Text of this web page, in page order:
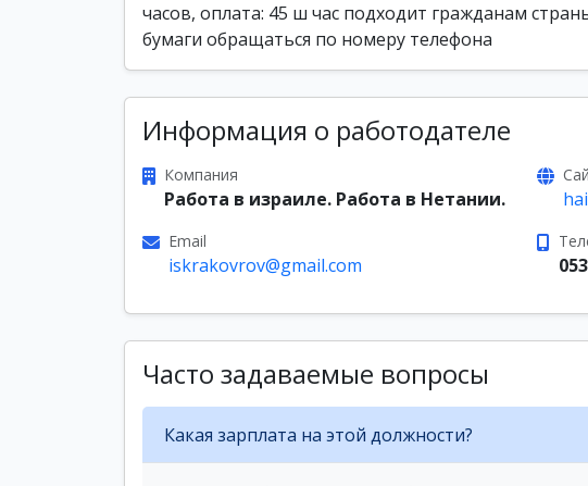
часов, оплата: 45 ш час подходит гражданам
бумаги обращаться по номеру телефона
Информация о работодателе
Компания
Работа в израиле. Работа в Нетании.
Email
iskrakovrov@gmail.com
Часто задаваемые вопросы
Какая зарплата на этой должности?